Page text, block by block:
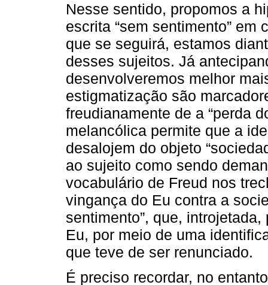
Nesse sentido, propomos a
escrita “sem sentimento”
que se seguirá, estamos
desses sujeitos. Já
desenvolveremos melhor
estigmatização são
freudianamente de a “perda
melancólica permite que a
desalojem do objeto
ao sujeito como sendo
vocabulário de Freud nos
vingança do Eu contra a
sentimento”, que,
Eu, por meio de uma
que teve de ser renunciado.
É preciso recordar, no